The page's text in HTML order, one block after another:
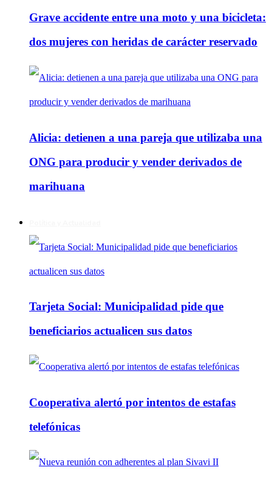
Grave accidente entre una moto y una bicicleta:
dos mujeres con heridas de carácter reservado
Alicia: detienen a una pareja que utilizaba una
ONG para producir y vender derivados de
marihuana
Tarjeta Social: Municipalidad pide que
beneficiarios actualicen sus datos
Cooperativa alertó por intentos de estafas
telefónicas